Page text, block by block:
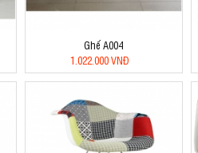
Ghế A004
1.022.000 VNĐ